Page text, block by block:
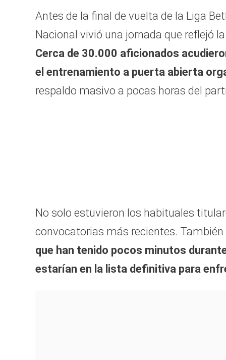
Antes de la final de vuelta de la Liga
Nacional vivió una jornada que reflejó
Cerca de 30.000 aficionados
el entrenamiento a puerta abierta
respaldo masivo a pocas horas del
No solo estuvieron los habituales
convocatorias más recientes. También
que han tenido pocos minutos
estarían en la lista definitiva para